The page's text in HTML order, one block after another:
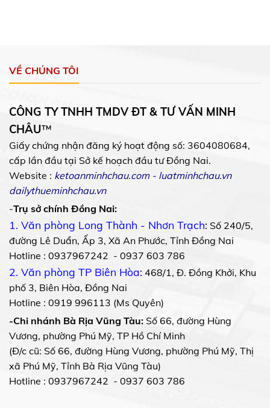
VỀ CHÚNG TÔI
CÔNG TY TNHH TMDV ĐT & TƯ VẤN MINH
CHÂU™
Giấy chứng nhận đăng ký hoạt động số: 3604080684,
cấp lần đầu tại Sở kế hoạch đầu tư Đồng Nai.
Website : ketoanminhchau.com- luatminhchau.vn
dailythueminhchau.vn
-Trụ sở chính Đồng Nai:
1. Văn phòng Long Thành - Nhơn Trạch: Số 240/5,
đường Lê Duẩn, Ấp 3, Xã An Phước, Tỉnh Đồng Nai
Hotline : 0937967242 - 0937 603 786
2. Văn phòng TP Biên Hòa: 468/1, Đ. Đồng Khởi, Khu
phố 3, Biên Hòa, Đồng Nai
Hotline : 0919 996113 (Ms Quyên)
-Chi nhánh Bà Rịa Vũng Tàu: Số 66, đường Hùng
Vương, phường Phú Mỹ, TP Hồ Chí Minh
(Đ/c cũ: Số 66, đường Hùng Vương, phường Phú Mỹ, Thị
xã Phú Mỹ, Tỉnh Bà Rịa Vũng Tàu)
Hotline : 0937967242 - 0937 603 786